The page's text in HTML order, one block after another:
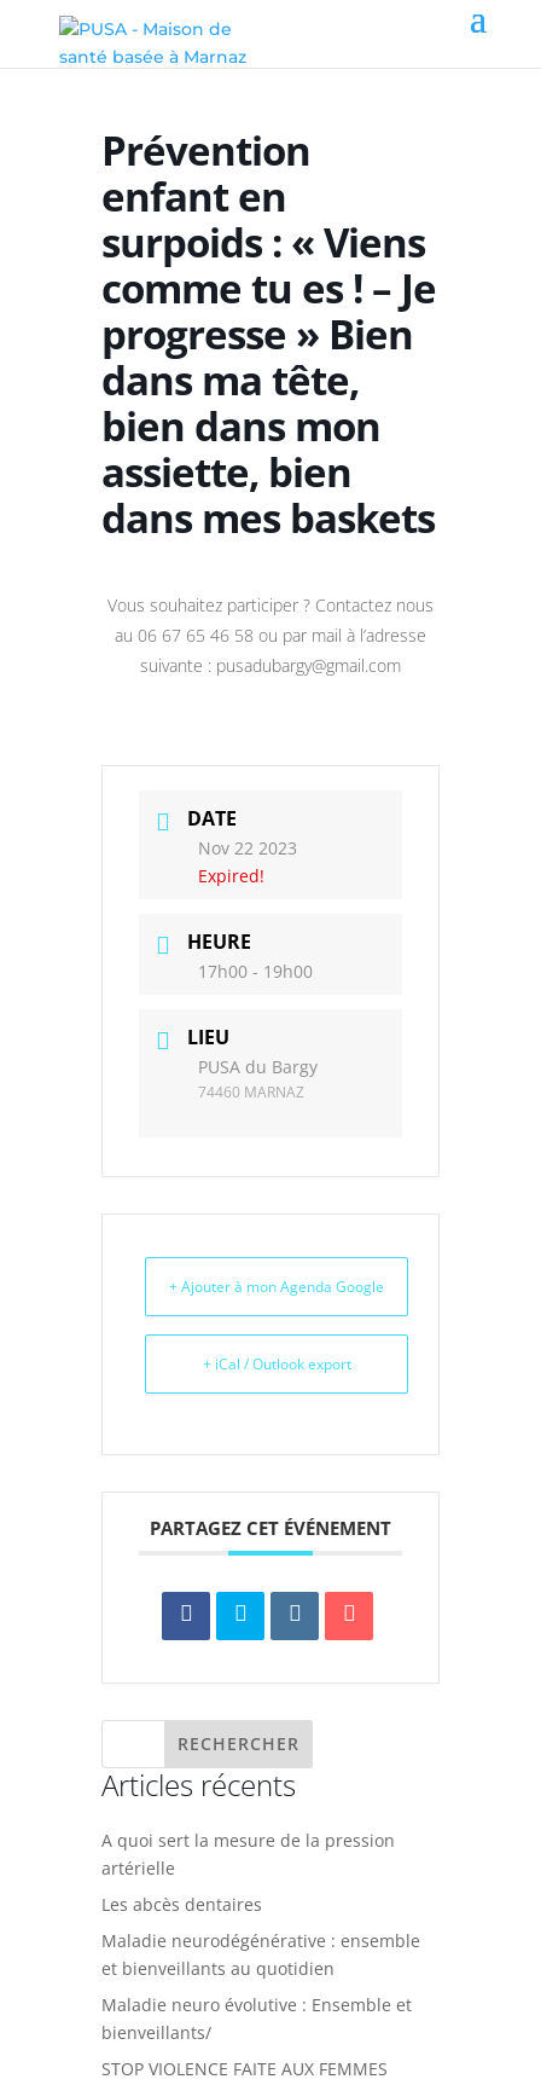
Prévention
enfant en
surpoids : « Viens
comme tu es ! – Je
progresse » Bien
dans ma tête,
bien dans mon
assiette, bien
dans mes baskets
Vous souhaitez participer ? Contactez nous
au 06 67 65 46 58 ou par mail à l’adresse
suivante : pusadubargy@gmail.com
DATE
Nov 22 2023
Expired!
HEURE
17h00 - 19h00
LIEU
PUSA du Bargy
74460 MARNAZ
+ Ajouter à mon Agenda Google
+ iCal / Outlook export
PARTAGEZ CET ÉVÉNEMENT
Articles récents
A quoi sert la mesure de la pression
artérielle
Les abcès dentaires
Maladie neurodégénérative : ensemble
et bienveillants au quotidien
Maladie neuro évolutive : Ensemble et
bienveillants/
STOP VIOLENCE FAITE AUX FEMMES